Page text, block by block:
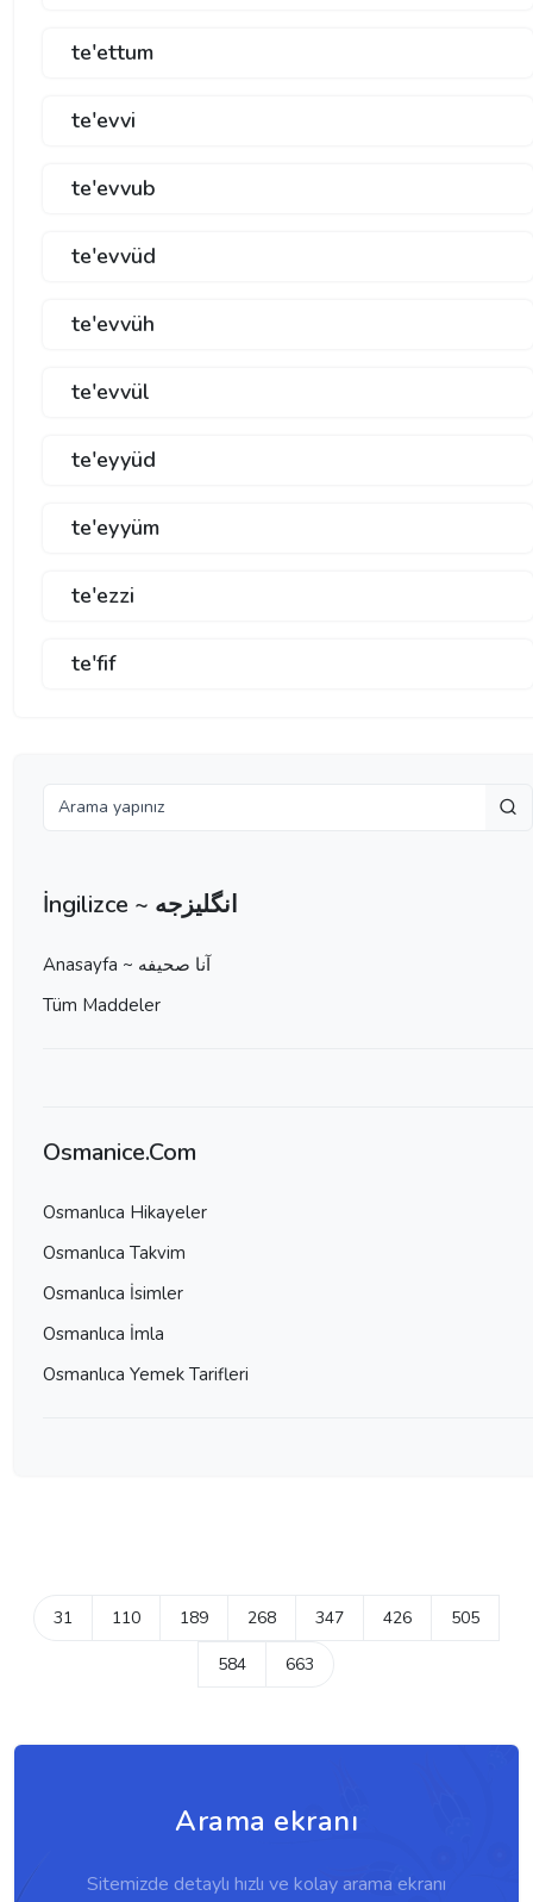
te'ettum
te'evvi
te'evvub
te'evvüd
te'evvüh
te'evvül
te'eyyüd
te'eyyüm
te'ezzi
te'fif
İngilizce ~ انگلیزجه
Anasayfa ~ آنا صحيفه
Tüm Maddeler
Osmanice.Com
Osmanlıca Hikayeler
Osmanlıca Takvim
Osmanlıca İsimler
Osmanlıca İmla
Osmanlıca Yemek Tarifleri
31 110 189 268 347 426 505
584 663
Arama ekranı
Sitemizde detaylı hızlı ve kolay arama ekranı